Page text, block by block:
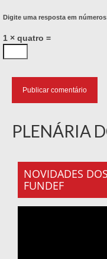
Digite uma resposta em
1 × quatro =
PLENÁRIA
NOVIDADES
FUNDEF